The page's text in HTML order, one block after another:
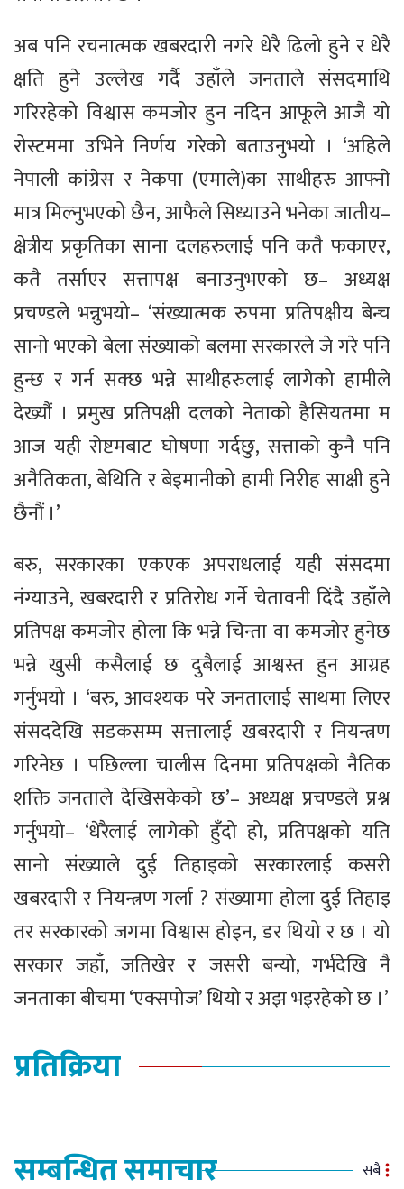
अब पनि रचनात्मक खबरदारी नगरे धेरै ढिलो हुने र धेरै
क्षति हुने उल्लेख गर्दै उहाँले जनताले संसदमाथि
गरिरहेको विश्वास कमजोर हुन नदिन आफूले आजै यो
रोस्टममा उभिने निर्णय गरेको बताउनुभयो । ‘अहिले
नेपाली कांग्रेस र नेकपा (एमाले)का साथीहरु आफ्नाे
मात्र मिल्नुभएको छैन, आफैले सिध्याउने भनेका जातीय–
क्षेत्रीय प्रकृतिका साना दलहरुलाई पनि कतै फकाएर,
कतै तर्साएर सत्तापक्ष बनाउनुभएको छ– अध्यक्ष
प्रचण्डले भन्नुभयो– ‘संख्यात्मक रुपमा प्रतिपक्षीय बेन्च
सानो भएको बेला संख्याको बलमा सरकारले जे गरे पनि
हुन्छ र गर्न सक्छ भन्ने साथीहरुलाई लागेको हामीले
देख्यौं । प्रमुख प्रतिपक्षी दलको नेताको हैसियतमा म
आज यही रोष्टमबाट घोषणा गर्दछु, सत्ताको कुनै पनि
अनैतिकता, बेथिति र बेइमानीको हामी निरीह साक्षी हुने
छैनौं ।’
बरु, सरकारका एकएक अपराधलाई यही संसदमा
नंग्याउने, खबरदारी र प्रतिरोध गर्ने चेतावनी दिंदै उहाँले
प्रतिपक्ष कमजोर होला कि भन्ने चिन्ता वा कमजोर हुनेछ
भन्ने खुसी कसैलाई छ दुबैलाई आश्वस्त हुन आग्रह
गर्नुभयो । ‘बरु, आवश्यक परे जनतालाई साथमा लिएर
संसददेखि सडकसम्म सत्तालाई खबरदारी र नियन्त्रण
गरिनेछ । पछिल्ला चालीस दिनमा प्रतिपक्षको नैतिक
शक्ति जनताले देखिसकेको छ’– अध्यक्ष प्रचण्डले प्रश्न
गर्नुभयो– ‘धेरैलाई लागेको हुँदो हो, प्रतिपक्षको यति
सानो संख्याले दुई तिहाइको सरकारलाई कसरी
खबरदारी र नियन्त्रण गर्ला ? संख्यामा होला दुई तिहाइ
तर सरकारको जगमा विश्वास होइन, डर थियो र छ । यो
सरकार जहाँ, जतिखेर र जसरी बन्यो, गर्भदेखि नै
जनताका बीचमा ‘एक्सपोज’ थियो र अझ भइरहेको छ ।’
प्रतिक्रिया
सम्बन्धित समाचार सबै